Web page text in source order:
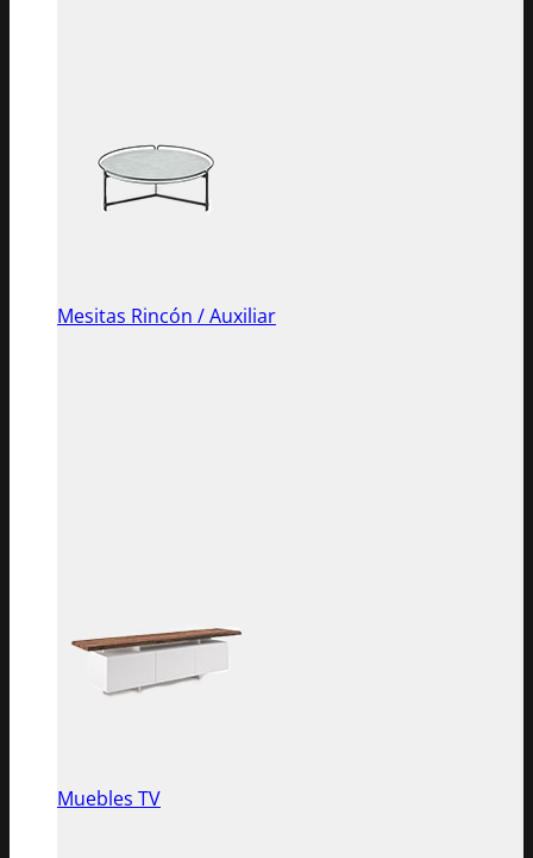
Mesitas Rincón / Auxiliar
Muebles TV